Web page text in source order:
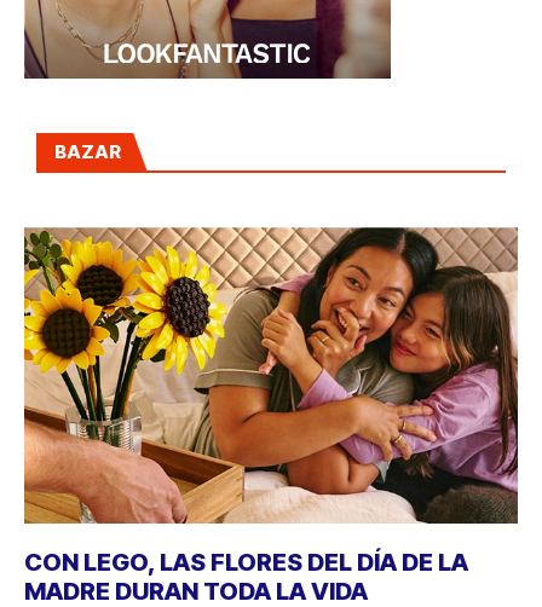
BAZAR
CON LEGO, LAS FLORES DEL DÍA DE LA
MADRE DURAN TODA LA VIDA